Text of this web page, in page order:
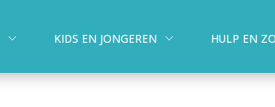
KIDS EN JONGEREN HULP EN